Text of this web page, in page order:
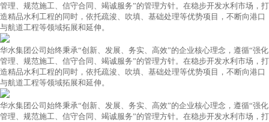
管理、规范施工、信守合同、竭诚服务”的管理方针。在稳步开发水利市场，打
造精品水利工程的同时，依托疏浚、吹填、基础处理等优势项目，不断向港口
与航道工程等领域拓展和延伸。
华水集团公司始终秉承“创新、发展、务实、高效”的企业核心理念，遵循“强化
管理、规范施工、信守合同、竭诚服务”的管理方针。在稳步开发水利市场，打
造精品水利工程的同时，依托疏浚、吹填、基础处理等优势项目，不断向港口
与航道工程等领域拓展和延伸。
华水集团公司始终秉承“创新、发展、务实、高效”的企业核心理念，遵循“强化
管理、规范施工、信守合同、竭诚服务”的管理方针。在稳步开发水利市场，打